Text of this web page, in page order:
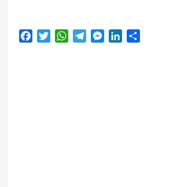
FacebookTwitterWhatsApp
TelegramMessenger
LinkedIn